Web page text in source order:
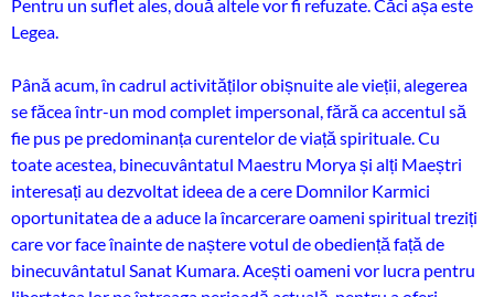
Pentru un suflet ales, două altele vor fi refuzate. Căci așa este
Legea.
Până acum, în cadrul activităților obișnuite ale vieții, alegerea
se făcea într-un mod complet impersonal, fără ca accentul să
fie pus pe predominanța curentelor de viață spirituale. Cu
toate acestea, binecuvântatul Maestru Morya și alți Maeștri
interesați au dezvoltat ideea de a cere Domnilor Karmici
oportunitatea de a aduce la încarcerare oameni spiritual treziți
care vor face înainte de naștere votul de obediență față de
binecuvântatul Sanat Kumara. Acești oameni vor lucra pentru